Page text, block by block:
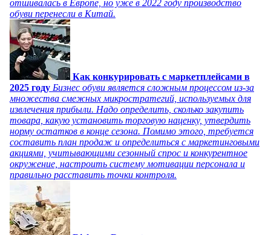
отшивалась в Европе, но уже в 2022 году производство
обуви перенесли в Китай.
Как конкурировать с маркетплейсами в
2025 году Бизнес обуви является сложным процессом из-за
множества смежных микростратегий, используемых для
извлечения прибыли. Надо определить, сколько закупить
товара, какую установить торговую наценку, утвердить
норму остатков в конце сезона. Помимо этого, требуется
составить план продаж и определиться с маркетинговыми
акциями, учитывающими сезонный спрос и конкурентное
окружение, настроить систему мотивации персонала и
правильно расставить точки контроля.